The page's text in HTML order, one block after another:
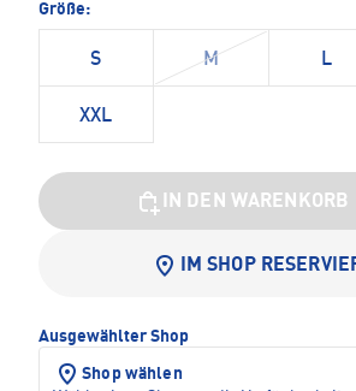
Größe:
S M L
XXL
IN DEN WARENKORB
IM SHOP
Ausgewählter Shop
Shop wählen